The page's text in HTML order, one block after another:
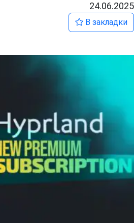
24.06.2025
В закладки